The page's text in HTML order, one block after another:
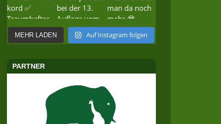
MEHR LADEN Auf Instagram folgen
PARTNER